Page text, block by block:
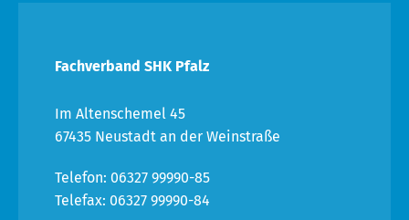
Fachverband SHK Pfalz
Im Altenschemel 45
67435 Neustadt an der Weinstraße
Telefon: 06327 99990-85
Telefax: 06327 99990-84